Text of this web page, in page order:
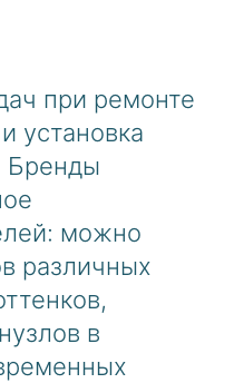
при ремонте
установка
Бренды
можно
различных
в